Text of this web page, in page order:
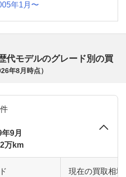
年1月〜
代モデルのグレード別の買
年8月 時点）
9月
万km
現在の買取相